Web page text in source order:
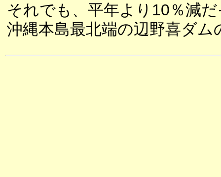
それでも、平年より10％減
沖縄本島最北端の辺野喜ダ